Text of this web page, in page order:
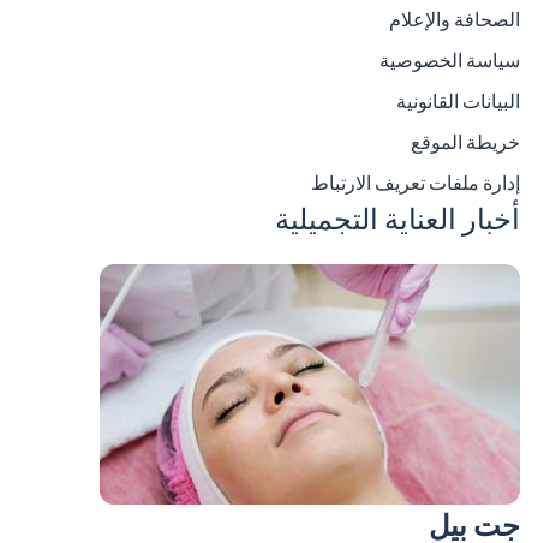
الصحافة والإعلام
سياسة الخصوصية
البيانات القانونية
خريطة الموقع
إدارة ملفات تعريف الارتباط
أخبار العناية التجميلية
جت بيل